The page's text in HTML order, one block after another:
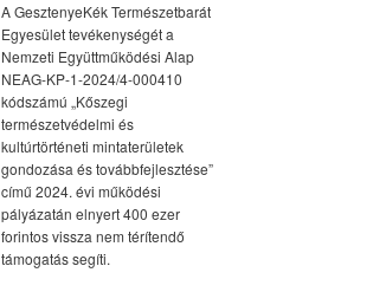
A GesztenyeKék Természetbarát
Egyesület tevékenységét a
Nemzeti Együttműködési Alap
NEAG-KP-1-2024/4-000410
kódszámú „Kőszegi
természetvédelmi és
kultúrtörténeti mintaterületek
gondozása és továbbfejlesztése”
című 2024. évi működési
pályázatán elnyert 400 ezer
forintos vissza nem térítendő
támogatás segíti.